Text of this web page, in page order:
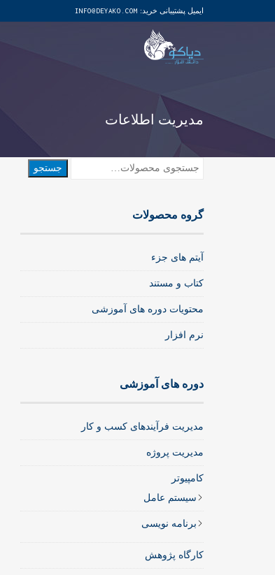
ایمیل پشتیبانی خرید: INFO@DEYAKO.COM
مدیریت اطلاعات
جستجو
گروه محصولات
آیتم های جزء
کتاب و مستند
محتویات دوره های آموزشی
نرم افزار
دوره های آموزشی
مدیریت فرآیندهای کسب و کار
مدیریت پروژه
کامپیوتر
سیستم عامل
برنامه نویسی
کارگاه پژوهش